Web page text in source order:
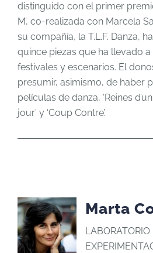
distinguido con el primer
M’, co-realizada con Marcela
su compañía, la T.L.F. Danza,
quince piezas que ha llevado
festivales y escenarios. El
presumir, asimismo, de haber
películas de danza, ‘Reines d’un
jour’ y ‘Coup Contre’.
Marta
LABORATORIO